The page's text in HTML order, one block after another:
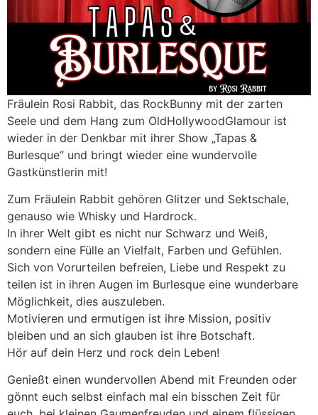
Fräulein Rosi Rabbit, das RockBunny mit der zarten
Seele und dem Hang zum OldHollywoodGlamour ist
wieder in der Denkbar mit ihrer Show „Tapas &
Burlesque“ und bringt wieder eine wundervolle
Gastkünstlerin mit!
Zum Fräulein Rabbit gehören Glitzer und Sektschale,
genauso wie Whisky und Hardrock.
In ihrer Welt gibt es nicht nur Schwarz und Weiß,
sondern eine Fülle an Vielfalt, Farben und Gefühlen.
Sich von Vorurteilen befreien, Liebe und Respekt zu
teilen ist in ihren Augen im Burlesque eine wunderbare
Möglichkeit, dies auszuleben.
Motivieren und ermutigen ist ihre Mission, positiv
bleiben und an sich glauben ist ihre Botschaft.
Hör auf dein Herz und rock dein Leben!
Genießt einen wundervollen Abend mit Freunden oder
gönnt euch selbst einfach mal ein bisschen Zeit für